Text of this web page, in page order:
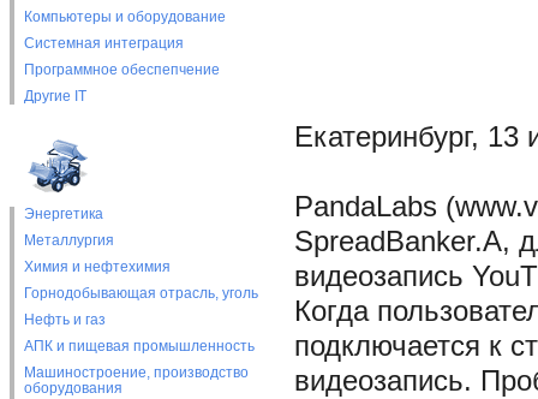
Компьютеры и оборудование
Системная интеграция
Программное обеспепчение
Другие IT
Энергетика
Металлургия
Химия и нефтехимия
Горнодобывающая отрасль, уголь
Нефть и газ
АПК и пищевая промышленность
Машиностроение, производство
оборудования
Екатеринбург, 13
PandaLabs
SpreadBanker.A,
видеозапись
Когда
подключается к
видеозапись.